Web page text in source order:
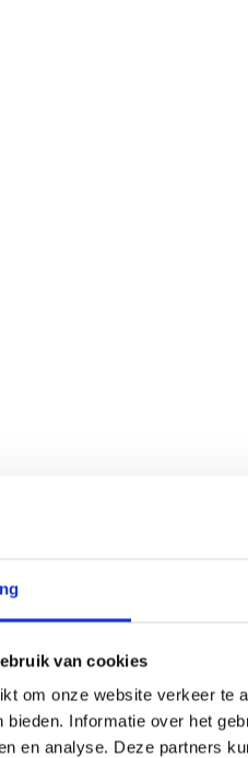
van cookies
om onze website verkeer te
bieden. Informatie over het
en analyse. Deze partners